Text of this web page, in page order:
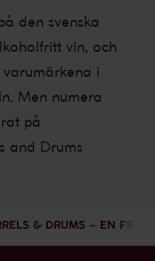
den svenska
vin, och
i
Men numera
på
and Drums
& DRUMS – EN